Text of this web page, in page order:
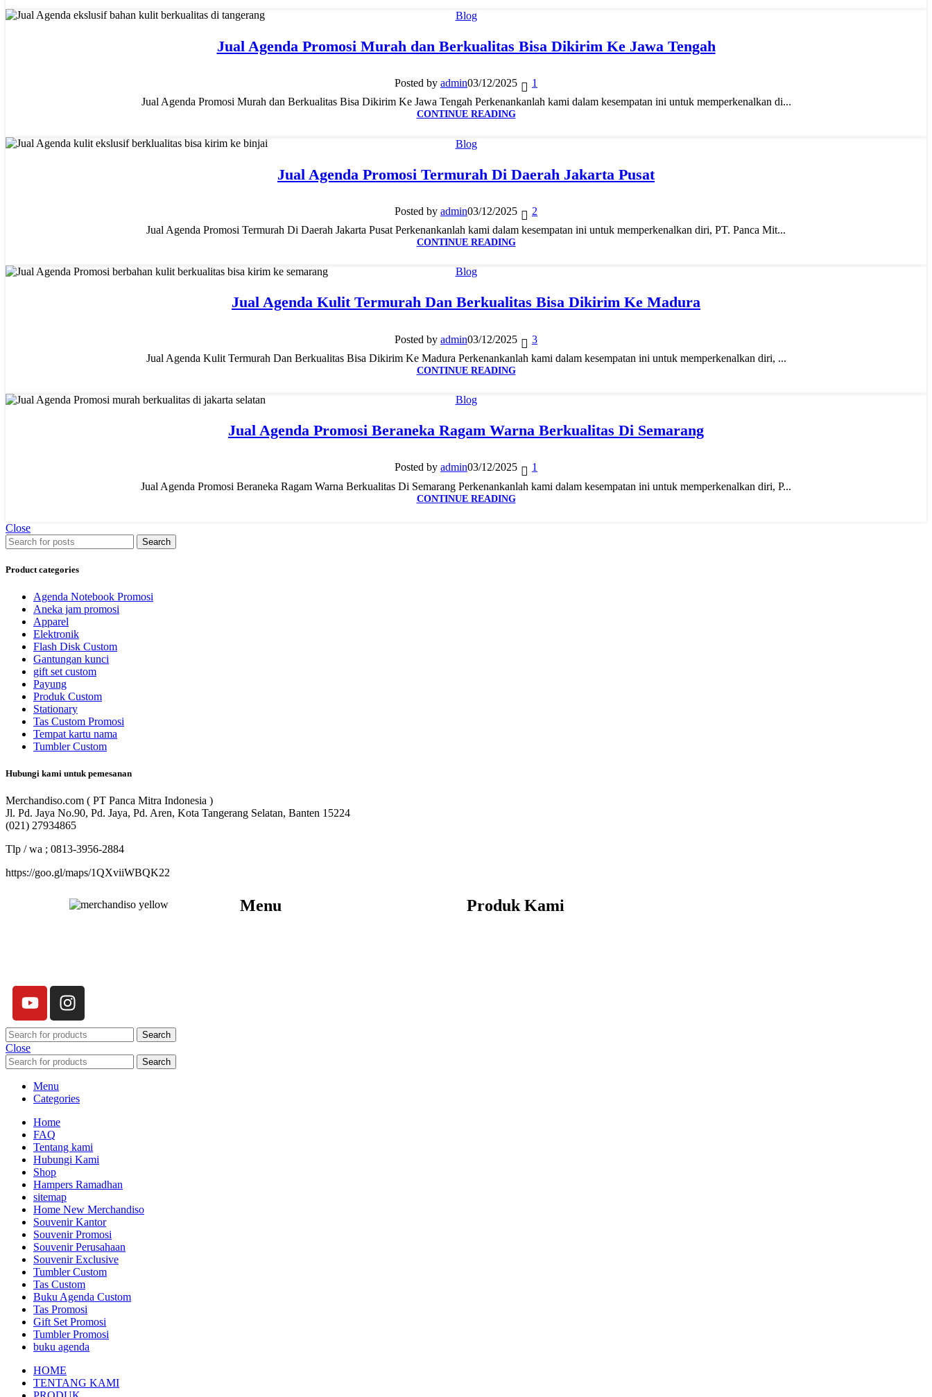
Blog
Jual Agenda Promosi Murah dan Berkualitas Bisa Dikirim Ke Jawa Tengah
Posted by admin03/12/2025
1
Jual Agenda Promosi Murah dan Berkualitas Bisa Dikirim Ke Jawa Tengah Perkenankanlah kami dalam kesempatan ini untuk memperkenalkan di...
CONTINUE READING
Blog
Jual Agenda Promosi Termurah Di Daerah Jakarta Pusat
Posted by admin03/12/2025
2
Jual Agenda Promosi Termurah Di Daerah Jakarta Pusat Perkenankanlah kami dalam kesempatan ini untuk memperkenalkan diri, PT. Panca Mit...
CONTINUE READING
Blog
Jual Agenda Kulit Termurah Dan Berkualitas Bisa Dikirim Ke Madura
Posted by admin03/12/2025
3
Jual Agenda Kulit Termurah Dan Berkualitas Bisa Dikirim Ke Madura Perkenankanlah kami dalam kesempatan ini untuk memperkenalkan diri, ...
CONTINUE READING
Blog
Jual Agenda Promosi Beraneka Ragam Warna Berkualitas Di Semarang
Posted by admin03/12/2025
1
Jual Agenda Promosi Beraneka Ragam Warna Berkualitas Di Semarang Perkenankanlah kami dalam kesempatan ini untuk memperkenalkan diri, P...
CONTINUE READING
Close
Search
Product categories
Agenda Notebook Promosi
Aneka jam promosi
Apparel
Elektronik
Flash Disk Custom
Gantungan kunci
gift set custom
Payung
Produk Custom
Stationary
Tas Custom Promosi
Tempat kartu nama
Tumbler Custom
Hubungi kami untuk pemesanan
Merchandiso.com ( PT Panca Mitra Indonesia )
Jl. Pd. Jaya No.90, Pd. Jaya, Pd. Aren, Kota Tangerang Selatan, Banten 15224
(021) 27934865
Tlp / wa ; 0813-3956-2884
https://goo.gl/maps/1QXviiWBQK22
Menu Produk Kami
Search
Close
Search
Menu
Categories
Home
FAQ
Tentang kami
Hubungi Kami
Shop
Hampers Ramadhan
sitemap
Home New Merchandiso
Souvenir Kantor
Souvenir Promosi
Souvenir Perusahaan
Souvenir Exclusive
Tumbler Custom
Tas Custom
Buku Agenda Custom
Tas Promosi
Gift Set Promosi
Tumbler Promosi
buku agenda
HOME
TENTANG KAMI